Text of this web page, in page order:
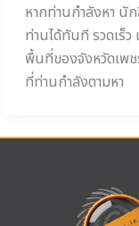
หากท่านกำลังหา นั
ท่านได้ทันที รวดเร็
พื้นที่ของจังหวัดเพ
ที่ท่านกำลังตามหา